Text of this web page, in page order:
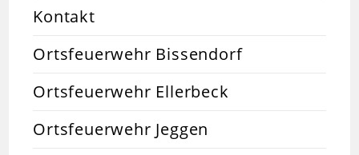
Kontakt
Ortsfeuerwehr Bissendorf
Ortsfeuerwehr Ellerbeck
Ortsfeuerwehr Jeggen